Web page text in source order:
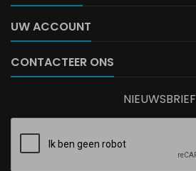
UW ACCOUNT
CONTACTEER ONS
NIEUWSBRIEF